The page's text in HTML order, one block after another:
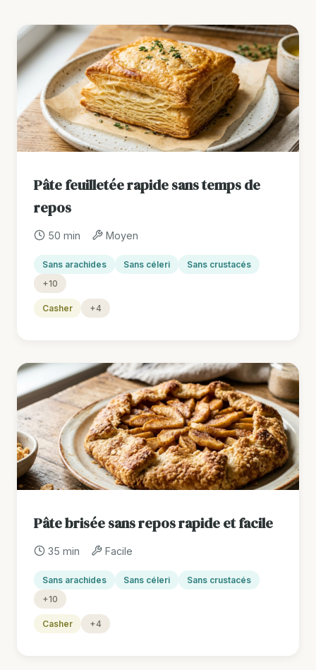
Pâte feuilletée rapide sans temps de
repos
50 min Moyen
Sans arachides Sans céleri
Sans crustacés
+10
Casher +4
Pâte brisée sans repos rapide et facile
35 min Facile
Sans arachides Sans céleri
Sans crustacés
+10
Casher +4